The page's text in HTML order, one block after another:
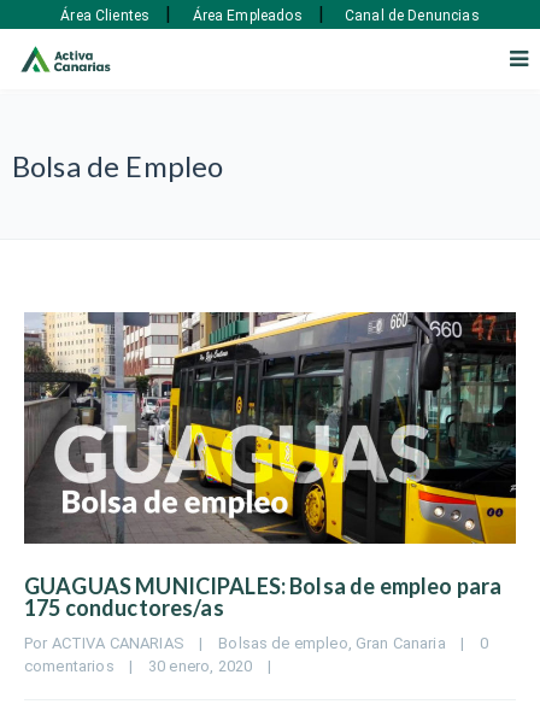
Bolsa de Empleo
GUAGUAS MUNICIPALES: Bolsa de empleo para
175 conductores/as
Por ACTIVA CANARIAS | Bolsas de empleo, Gran Canaria |
0
comentarios
| 30 enero, 2020 |
Área Clientes | Área Empleados | Canal de Denuncias